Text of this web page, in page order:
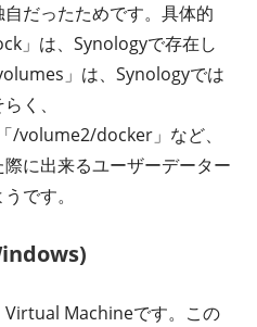
だったためです。具体的
」は、Synologyで存在し
」は、Synologyでは
く、
/volume2/docker」など、
に出来るユーザーデーター
です。
Virtual Machineです。この